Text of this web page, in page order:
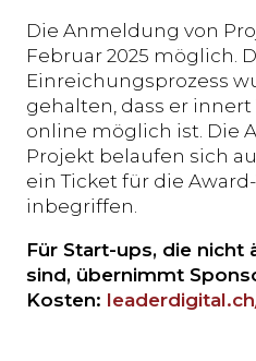
Die Anmeldung von
Februar 2025 möglich.
Einreichungsprozess
gehalten, dass er
online möglich ist. Die
Projekt belaufen sich
ein Ticket für die
inbegriffen.
Für Start-ups, die nicht
sind, übernimmt
Kosten: